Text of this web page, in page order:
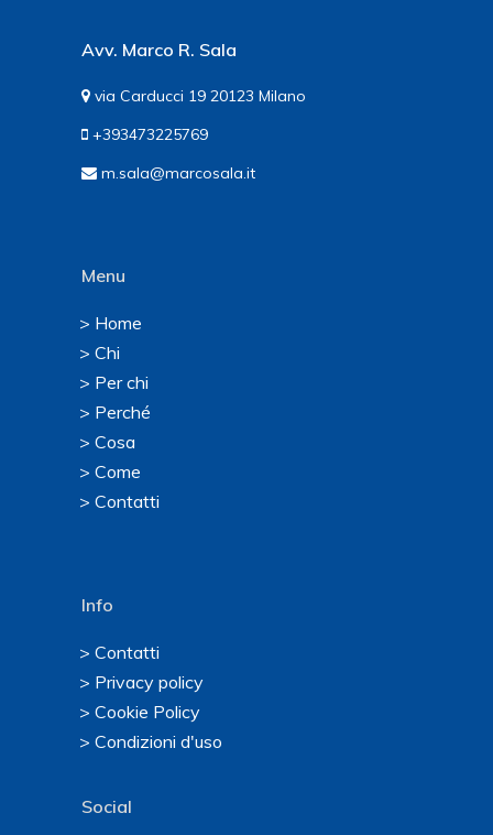
Avv. Marco R. Sala
via Carducci 19 20123 Milano
+393473225769
m.sala@marcosala.it
Menu
> Home
> Chi
> Per chi
> Perché
> Cosa
> Come
> Contatti
Info
> Contatti
> Privacy policy
> Cookie Policy
> Condizioni d'uso
Social